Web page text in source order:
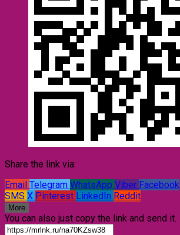
Share the link via:
Email Telegram WhatsApp Viber Facebook
SMS X Pinterest LinkedIn Reddit
More
You can also just copy the link and send it.